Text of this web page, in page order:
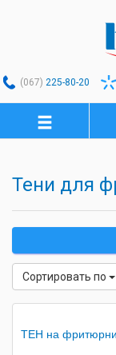
(067) 225-80-20
Сортировать по
ТЕН на
Тени для